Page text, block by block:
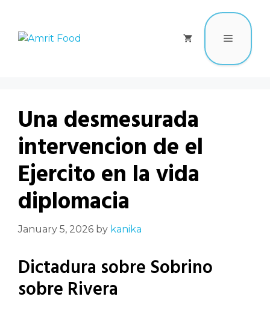
Una desmesurada
intervencion de el
Ejercito en la vida
diplomacia
January 5, 2026 by kanika
Dictadura sobre Sobrino
sobre Rivera